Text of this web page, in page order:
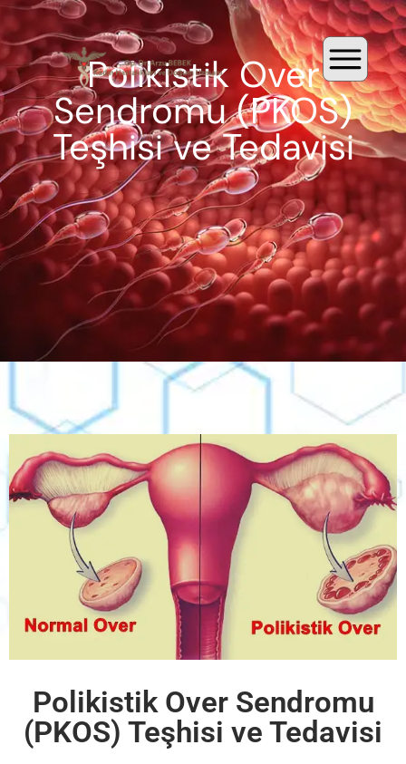
Polikistik Over
Sendromu (PKOS)
Teşhisi ve Tedavisi
Polikistik Over Sendromu
(PKOS) Teşhisi ve Tedavisi